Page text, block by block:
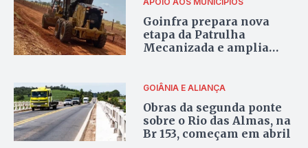
Goinfra prepara nova
etapa da Patrulha
Mecanizada e amplia
GOIÂNIA E ALIANÇA
Obras da segunda ponte
sobre o Rio das Almas, na
Br 153, começam em abril